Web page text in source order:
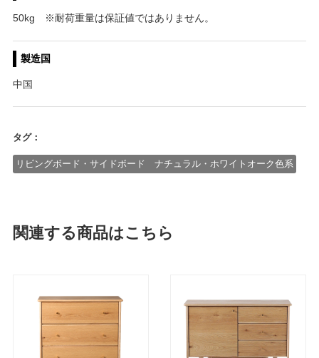
50kg ※耐荷重量は保証値ではありません。
製造国
中国
タグ：
リビングボード・サイドボード ナチュラル・ホワイトオーク色系
関連する商品はこちら